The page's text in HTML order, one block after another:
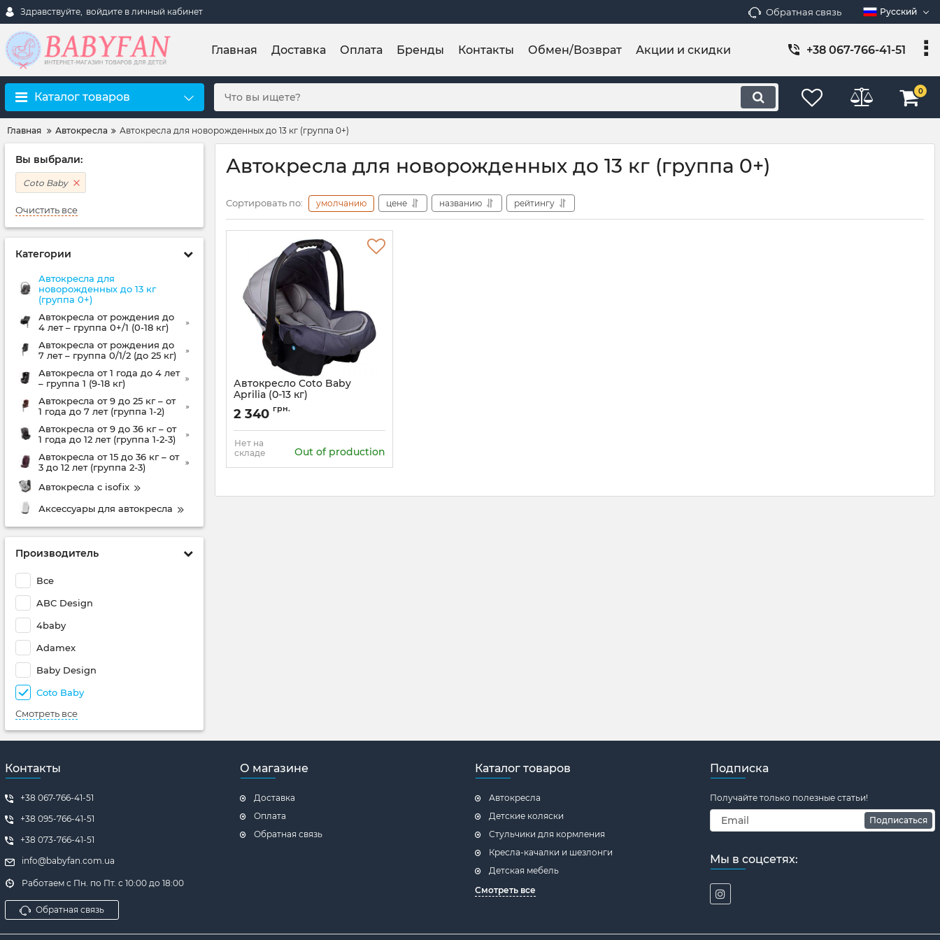
Здравствуйте, войдите в личный кабинет Обратная связь Русский
Главная Доставка Оплата Бренды Контакты Обмен/Возврат Акции и скидки +38 067-766-41-51
Каталог товаров 0
Главная Автокресла Автокресла для новорожденных до 13 кг (группа 0+)
Вы выбрали:
Coto Baby
Очистить все
Категории
Автокресла для
новорожденных до 13 кг
(группа 0+)
Автокресла от рождения до
4 лет – группа 0+/1 (0-18 кг)
Автокресла от рождения до
7 лет – группа 0/1/2 (до 25 кг)
Автокресла от 1 года до 4 лет
– группа 1 (9-18 кг)
Автокресла от 9 до 25 кг – от
1 года до 7 лет (группа 1-2)
Автокресла от 9 до 36 кг – от
1 года до 12 лет (группа 1-2-3)
Автокресла от 15 до 36 кг – от
3 до 12 лет (группа 2-3)
Автокресла с isofix
Аксессуары для автокресла
Производитель
Все
ABC Design
4baby
Adamex
Baby Design
Coto Baby
Смотреть все
Автокресла для новорожденных до 13 кг (группа 0+)
Сортировать по: умолчанию цене названию рейтингу
Автокресло Coto Baby
Aprilia (0-13 кг)
2 340 грн.
Нет на
складе
Out of production
Контакты
+38 067-766-41-51
+38 ‎095-766-41-51
+38 ‎073-766-41-51
info@babyfan.com.ua
Работаем с Пн. по Пт. с 10:00 до 18:00
Обратная связь
О магазине
Доставка
Оплата
Обратная связь
Каталог товаров
Автокресла
Детские коляски
Стульчики для кормления
Кресла-качалки и шезлонги
Детская мебель
Смотреть все
Подписка
Получайте только полезные статьи!
Подписаться
Мы в соцсетях: